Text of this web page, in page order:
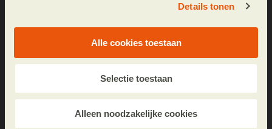
Details tonen
Alle cookies toestaan
Selectie toestaan
Alleen noodzakelijke cookies
Fotografie